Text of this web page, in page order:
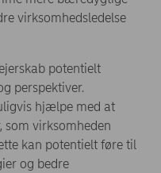
virksomhedsledelse
potentielt
perspektiver.
hjælpe med at
som virksomheden
kan potentielt føre til
og bedre